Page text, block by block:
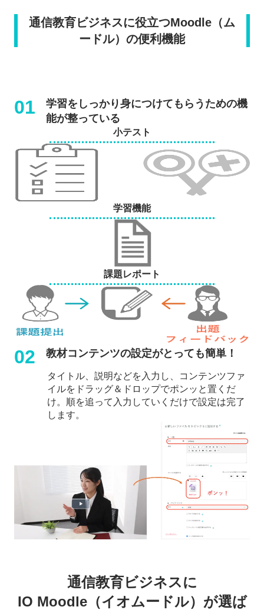
通信教育ビジネスに役立つMoodle（ム
ードル）の便利機能
01
学習をしっかり身につけてもらうための機
能が整っている
小テスト
学習機能
課題レポート
02 教材コンテンツの設定がとっても簡単！
タイトル、説明などを入力し、コンテンツファ
イルをドラッグ＆ドロップでポンッと置くだ
け。順を追って入力していくだけで設定は完了
します。
通信教育ビジネスに
IO Moodle（イオムードル）が選ば